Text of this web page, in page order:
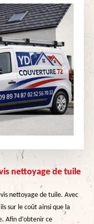
nettoyage de tuile
nettoyage de tuile. Avec
sur le coût ainsi que la
Afin d’obtenir ce